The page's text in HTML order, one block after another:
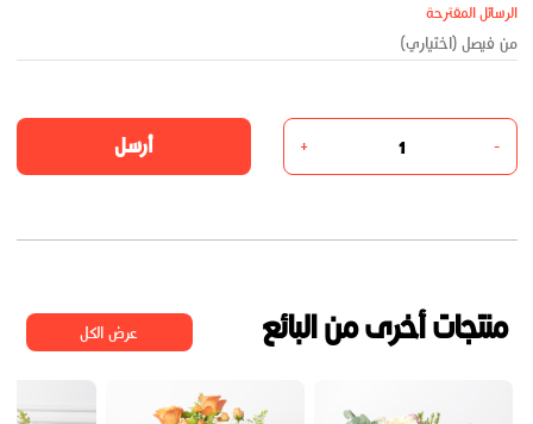
الرسائل المقترحة
-
+ أرسل
منتجات أخرى من البائع عرض الكل